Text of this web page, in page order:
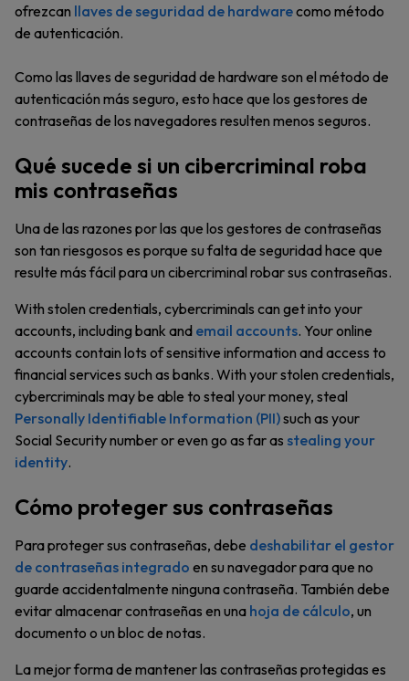
ofrezcan llaves de seguridad de hardwarecomo método
de autenticación.
Como las llaves de seguridad de hardware son el método de
autenticación más seguro, esto hace que los gestores de
contraseñas de los navegadores resulten menos seguros.
Qué sucede si un cibercriminal roba
mis contraseñas
Una de las razones por las que los gestores de contraseñas
son tan riesgosos es porque su falta de seguridad hace que
resulte más fácil para un cibercriminal robar sus contraseñas.
With stolen credentials, cybercriminals can get into your
accounts, including bank and email accounts. Your online
accounts contain lots of sensitive information and access to
financial services such as banks. With your stolen credentials,
cybercriminals may be able to steal your money, steal
Personally Identifiable Information (PII)such as your
Social Security number or even go as far as stealing your
identity.
Cómo proteger sus contraseñas
Para proteger sus contraseñas, debe deshabilitar el gestor
de contraseñas integrado en su navegador para que no
guarde accidentalmente ninguna contraseña. También debe
evitar almacenar contraseñas en una hoja de cálculo, un
documento o un bloc de notas.
La mejor forma de mantener las contraseñas protegidas es